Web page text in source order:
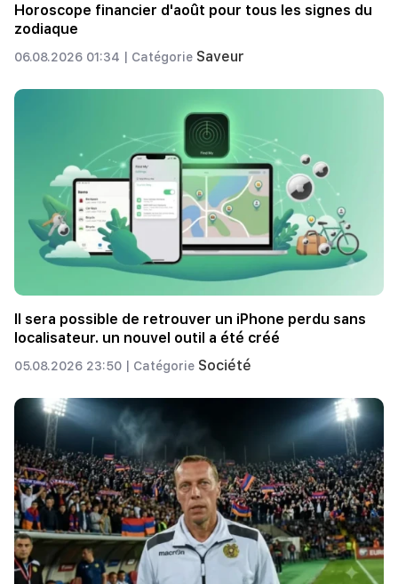
Horoscope financier d'août pour tous les signes du
zodiaque
06.08.2026 01:34 | Catégorie Saveur
Il sera possible de retrouver un iPhone perdu sans
localisateur. un nouvel outil a été créé
05.08.2026 23:50 | Catégorie Société